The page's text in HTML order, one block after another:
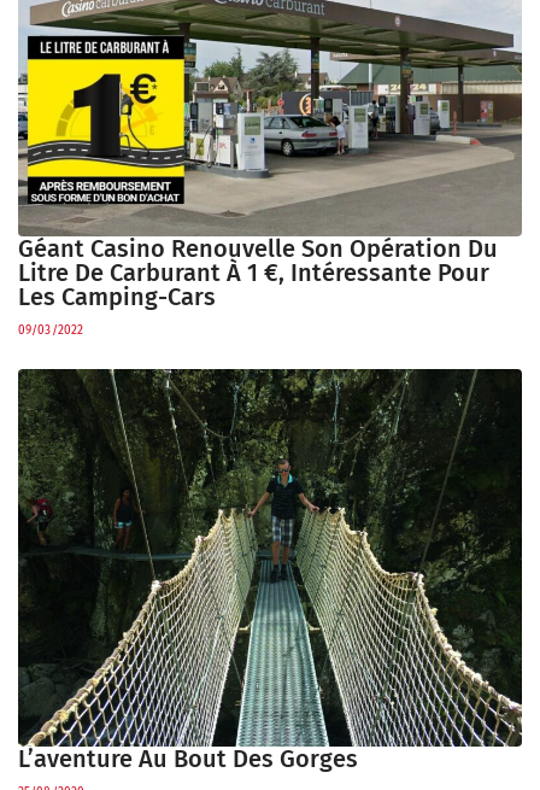
Géant Casino Renouvelle Son Opération Du
Litre De Carburant À 1 €, Intéressante Pour
Les Camping-Cars
09/03/2022
L’aventure Au Bout Des Gorges